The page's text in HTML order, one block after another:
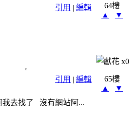
引用 | 編輯
64樓
▲
▼
x0
引用 | 編輯
65樓
▲
▼
我去找了 沒有網站阿...